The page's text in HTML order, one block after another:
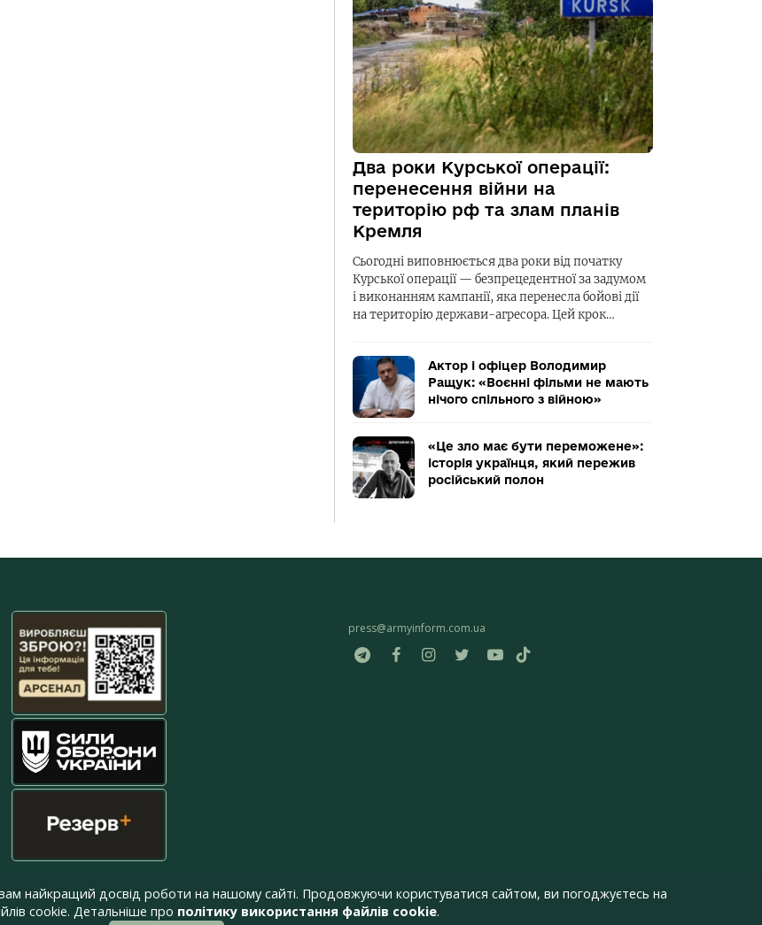
Два роки Курської операції:
перенесення війни на
територію рф та злам планів
Кремля
Сьогодні виповнюється два роки від початку
Курської операції — безпрецедентної за задумом
і виконанням кампанії, яка перенесла бойові дії
на територію держави-агресора. Цей крок…
Актор і офіцер Володимир
Ращук: «Воєнні фільми не мають
нічого спільного з війною»
«Це зло має бути переможене»:
історія українця, який пережив
російський полон
press@armyinform.com.ua
найкращий досвід роботи на нашому сайті. Продовжуючи користуватися сайтом, ви погоджуєтесь на
cookie. Детальніше про політику використання файлів cookie.